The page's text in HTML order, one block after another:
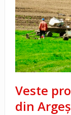
Veste
din